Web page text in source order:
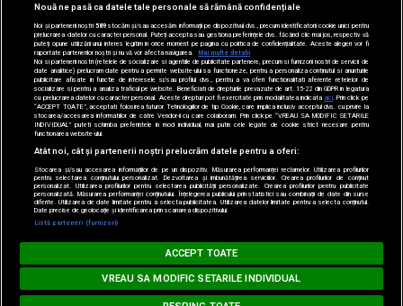
drepturile rezervate.
Loading...BARĂ LA BARĂ
FAITHLESS - Insomnia
Nouă ne pasă ca datele tale personale să rămână confidențiale
Noi și partenerii noștri589stocăm și/sau accesăm informații pe dispozitivul dvs., precum identificatorii cookie unici pentru
prelucrarea datelor cu caracter personal. Puteți accepta sau gestiona preferințele dvs. făcând clic mai jos, respectiv vă
puteți opune utilizării unui interes legitim în orice moment pe pagina cu politica de confidențialitate. Aceste alegeri vor fi
raportate partenerilor noștri și nu vă vor afecta navigarea.
Mai multe detalii
Noi si partenerii nostri (retelele de socializare si agentiile de publicitate partenere, precum si furnizorii nostri de servicii de
date analitice) prelucram date pentru a permite website-ului sa functioneze, pentru a personaliza continutul si anunturile
publicitare afisate in functie de interesele si/sau profilul dvs., pentru a va oferi functionalitati aferente retelelor de
socializare si pentru a analiza traficul pe website. Beneficiati de drepturile prevazute de art. 15-22 din GDPR in legatura
cu prelucrarea datelor cu caracter personal. Aceste drepturi pot fi exercitate prin modalitatea indicataaici . Prin click pe
“ACCEPT TOATE”, acceptati folosirea tuturor Tehnologiilor de tip Cookie, care implica inclusiv acceptul dvs. cu privire la
stocarea/accesarea informatiilor de catre Vendor-ii cu care colaboram. Prin click pe “VREAU SA MODIFIC SETARILE
INDIVIDUAL” puteti schimba preferintele in mod individual, mai putin cele legate de cookie strict necesare pentru
functionarea website-ului.
Atât noi, cât și partenerii noștri prelucrăm datele pentru a oferi:
Stocarea și/sau accesarea informațiilor de pe un dispozitiv. Măsurarea performanței reclamelor. Utilizarea profilurilor
pentru selectarea conținutului personalizat. Dezvoltarea și îmbunătățirea serviciilor. Crearea profilurilor de conținut
personalizat. Utilizarea profilurilor pentru selectarea publicității personalizate. Crearea profilurilor pentru publicitate
personalizată. Măsurarea performanței conținutului. Înțelegerea publicului prin statistici sau combinații de date din surse
diferite. Utilizarea de date limitate pentru a selecta publicitatea. Utilizarea datelor limitate pentru a selecta conținutul.
Date precise de geolocație și identificarea prin scanarea dispozitivului.
Listă parteneri (furnizori)
ACCEPT TOATE
VREAU SA MODIFIC SETARILE INDIVIDUAL